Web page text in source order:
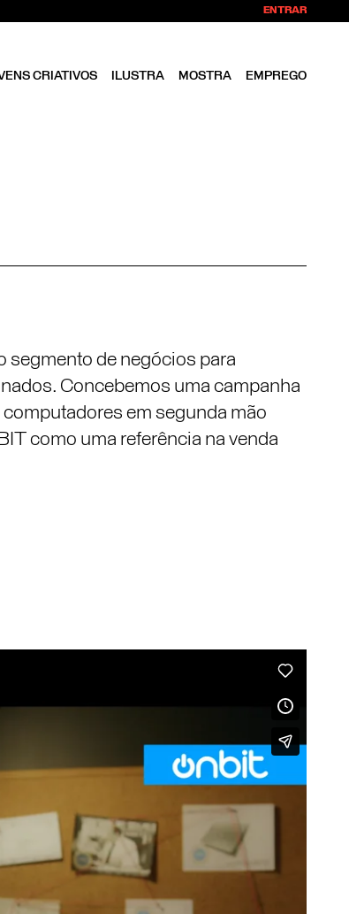
ENTRAR
CRIATIVOS ILUSTRA MOSTRA EMPREGO
segmento de negócios para
Concebemos uma campanha
em segunda mão
como uma referência na venda